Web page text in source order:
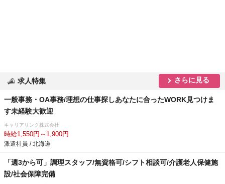
求人特集 さらに見る
一般事務・OA事務/理想の仕事探しあなたに合ったWORK見つけま
す未経験大歓迎
キャリアリンク株式会社
時給1,550円～1,900円
派遣社員 / 北海道
「週3から可」調理スタッフ/無資格可/シフト相談可/介護老人保健施
設/社会保障完備